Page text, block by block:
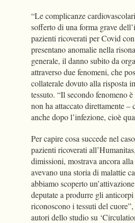
“Le complicanze
sofferto di una forma grave
pazienti ricoverati per Covid
presentano anomalie nella
generale, il danno subito da
attraverso due fenomeni, che
collaterale dovuto alla risposta
tessuto. “Il secondo fenomeno
non ha attaccato direttamente
anche dopo l’infezione, cioè
Per capire cosa succede nel
pazienti ricoverati
dimissioni, mostrava ancora
avevano una storia di malattie
abbiamo scoperto
deputate a produrre gli
riconoscono i tessuti del
autori dello studio su